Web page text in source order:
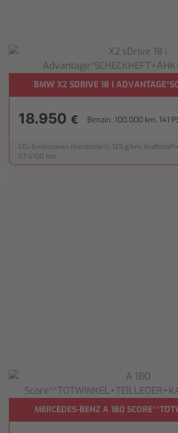
BMW X2 SDRIVE 18 I
18.950 € Benzin, 100.000 km, 141
CO₂-Emissionen (kombiniert): 129 g/km,
5,7 l/100 km
MERCEDES-BENZ A 180